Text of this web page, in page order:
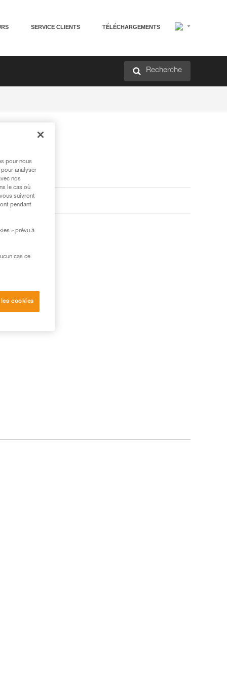
SERVICE CLIENTS TÉLÉCHARGEMENTS
Recherche
pour nous
analyser
nos
le cas où
suivront
pendant
» prévu à
cas ce
cookies